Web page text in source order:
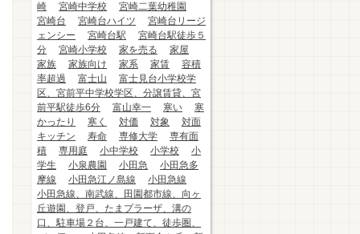
崎
宮崎中学校
宮崎二葉幼稚園
宮崎台
宮崎台ハイツ
宮崎台リージ
ェンシー
宮崎台駅
宮崎台駅徒歩５
分
宮崎小学校 家を売る
家屋
家族
家族向け 家系 家賃
容積
率超過
富士山
富士見台小学校学
区、宮前平中学校学区、分譲賃貸、宮
前平駅徒歩6分
富山幸一 寒い
寒
かったり
寒く 対価 対象
対面
キッチン
寿命 専修大学
専有面
積
専用庭 小中学校 小学校
小
学生
小泉農園 小田急
小田急多
摩線
小田急江ノ島線
小田急線
小田急線、南武線、田園都市線、向ヶ
丘遊園、登戸、たまプラーザ、溝の
口、駐車場２台、一戸建て、徒歩圏、